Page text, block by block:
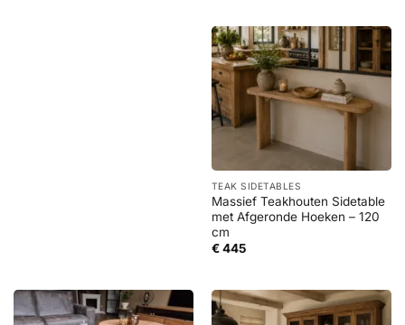
TEAK SIDETABLES
Massief Teakhouten Sidetable
met Afgeronde Hoeken – 120
cm
€445